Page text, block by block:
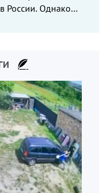
России. Однако